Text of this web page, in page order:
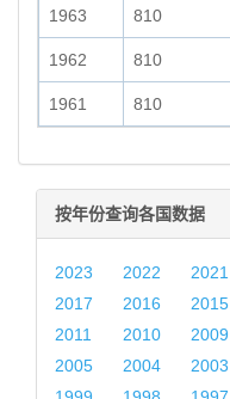
1963 810
1962 810
1961 810
按年份查询各国数据
2023 2022 2021
2017
2016 2015
2011
2010 2009
2005
2004 2003